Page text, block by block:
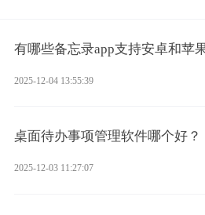
有哪些备忘录app支持安卓和苹
2025-12-04 13:55:39
桌面待办事项管理软件哪个好？
2025-12-03 11:27:07